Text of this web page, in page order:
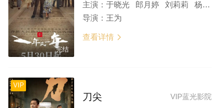
完结
主演： 于晓光 郎月婷 刘莉莉 杨若兮 何政军 刘伟 李东霖 刘亭作 马灿灿 沈瑶
导演： 王为
查看详情 
VIP
VIP蓝光影院
刀尖